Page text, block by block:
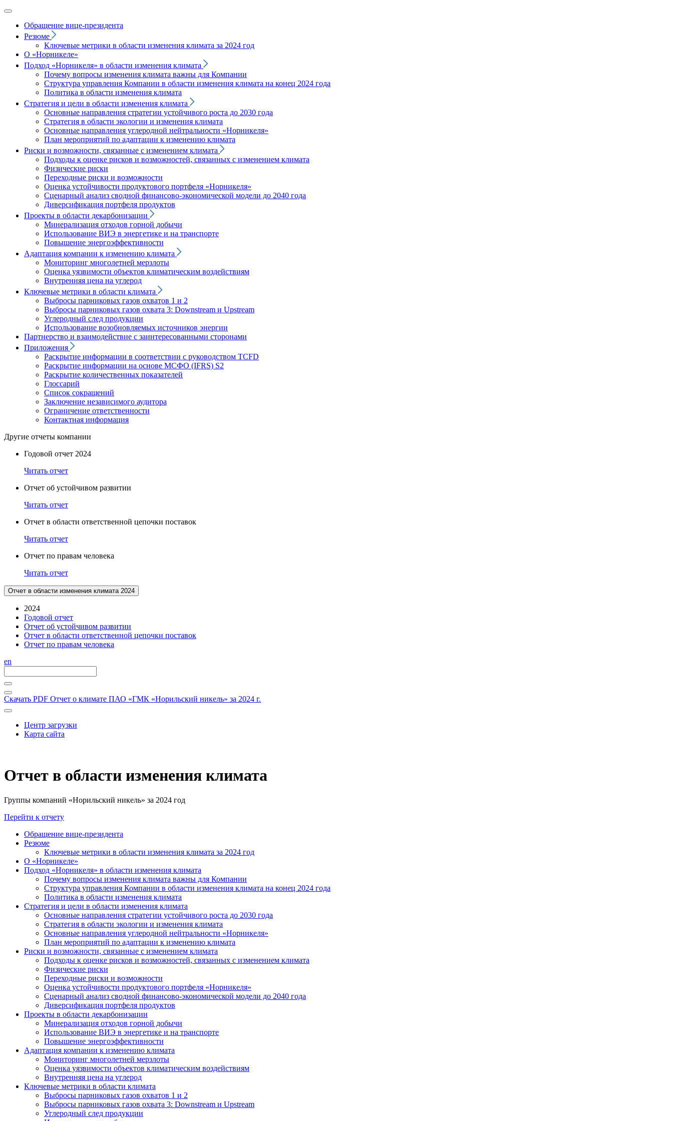
Обращение вице‑президента
Резюме
Ключевые метрики в области изменения климата за 2024 год
О «Норникеле»
Подход «Норникеля» в области изменения климата
Почему вопросы изменения климата важны для Компании
Структура управления Компании в области изменения климата на конец 2024 года
Политика в области изменения климата
Стратегия и цели в области изменения климата
Основные направления стратегии устойчивого роста до 2030 года
Стратегия в области экологии и изменения климата
Основные направления углеродной нейтральности «Норникеля»
План мероприятий по адаптации к изменению климата
Риски и возможности, связанные с изменением климата
Подходы к оценке рисков и возможностей, связанных с изменением климата
Физические риски
Переходные риски и возможности
Оценка устойчивости продуктового портфеля «Норникеля»
Сценарный анализ сводной финансово-экономической модели до 2040 года
Диверсификация портфеля продуктов
Проекты в области декарбонизации
Минерализация отходов горной добычи
Использование ВИЭ в энергетике и на транспорте
Повышение энергоэффективности
Адаптация компании к изменению климата
Мониторинг многолетней мерзлоты
Оценка уязвимости объектов климатическим воздействиям
Внутренняя цена на углерод
Ключевые метрики в области климата
Выбросы парниковых газов охватов 1 и 2
Выбросы парниковых газов охвата 3: Downstream и Upstream
Углеродный след продукции
Использование возобновляемых источников энергии
Партнерство и взаимодействие с заинтересованными сторонами
Приложения
Раскрытие информации в соответствии с руководством TCFD
Раскрытие информации на основе МСФО (IFRS) S2
Раскрытие количественных показателей
Глоссарий
Список сокращений
Заключение независимого аудитора
Ограничение ответственности
Контактная информация
Другие отчеты компании
Годовой отчет 2024
Читать отчет
Отчет об устойчивом развитии
Читать отчет
Отчет в области ответственной цепочки поставок
Читать отчет
Отчет по правам человека
Читать отчет
Отчет в области изменения климата 2024
2024
Годовой отчет
Отчет об устойчивом развитии
Отчет в области ответственной цепочки поставок
Отчет по правам человека
en
Скачать PDF Отчет о климате ПАО «ГМК «Норильский никель» за 2024 г.
Центр загрузки
Карта сайта
Отчет в области изменения климата
Группы компаний «Норильский никель» за 2024 год
Перейти к отчету
Обращение вице-президента
Резюме
Ключевые метрики в области изменения климата за 2024 год
О «Норникеле»
Подход «Норникеля» в области изменения климата
Почему вопросы изменения климата важны для Компании
Структура управления Компании в области изменения климата на конец 2024 года
Политика в области изменения климата
Стратегия и цели в области изменения климата
Основные направления стратегии устойчивого роста до 2030 года
Стратегия в области экологии и изменения климата
Основные направления углеродной нейтральности «Норникеля»
План мероприятий по адаптации к изменению климата
Риски и возможности, связанные с изменением климата
Подходы к оценке рисков и возможностей, связанных с изменением климата
Физические риски
Переходные риски и возможности
Оценка устойчивости продуктового портфеля «Норникеля»
Сценарный анализ сводной финансово-экономической модели до 2040 года
Диверсификация портфеля продуктов
Проекты в области декарбонизации
Минерализация отходов горной добычи
Использование ВИЭ в энергетике и на транспорте
Повышение энергоэффективности
Адаптация компании к изменению климата
Мониторинг многолетней мерзлоты
Оценка уязвимости объектов климатическим воздействиям
Внутренняя цена на углерод
Ключевые метрики в области климата
Выбросы парниковых газов охватов 1 и 2
Выбросы парниковых газов охвата 3: Downstream и Upstream
Углеродный след продукции